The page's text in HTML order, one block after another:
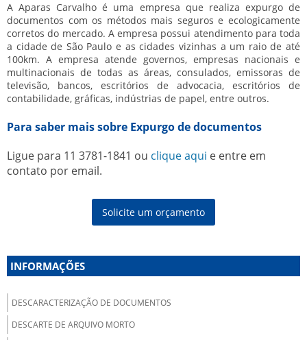
A Aparas Carvalho é uma empresa que realiza expurgo de
documentos com os métodos mais seguros e ecologicamente
corretos do mercado. A empresa possui atendimento para toda
a cidade de São Paulo e as cidades vizinhas a um raio de até
100km. A empresa atende governos, empresas nacionais e
multinacionais de todas as áreas, consulados, emissoras de
televisão, bancos, escritórios de advocacia, escritórios de
contabilidade, gráficas, indústrias de papel, entre outros.
Para saber mais sobre Expurgo de documentos
Ligue para 11 3781-1841 ou clique aqui e entre em
contato por email.
Solicite um orçamento
INFORMAÇÕES
DESCARACTERIZAÇÃO DE DOCUMENTOS
DESCARTE DE ARQUIVO MORTO